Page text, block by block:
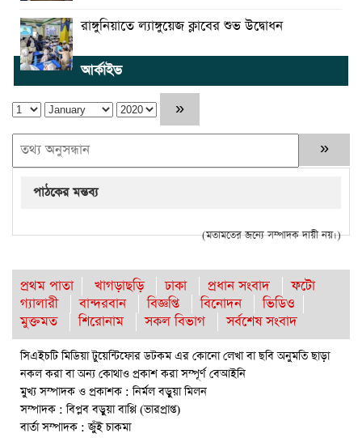
রাঙ্গুনিয়াতে ল্যাঙ্গুয়েজ ক্লাবের শুভ উদ্বোধন
আর্কাইভ
পাঠকের মন্তব্য
(মতামতের জন্যে সম্পাদক দায়ী নয়।)
প্রথম পাতা খাগড়াছড়ি ঢাকা প্রধান সংবাদ
ফটো
গ্যালারী
বান্দরবান বিজ্ঞপ্তি বিনোদন
ভিডিও
মুক্তমত
শিরোনাম সকল বিভাগ সর্বশেষ সংবাদ
সিএইচটি মিডিয়া টুয়েন্টিফোর ডটকম এর কোনো লেখা বা ছবি অনুমতি ছাড়া
নকল করা বা অন্য কোথাও প্রকাশ করা সম্পূর্ণ বেআইনি
মুখ্য সম্পাদক ও প্রকাশক : নির্মল বড়ুয়া মিলন
সম্পাদক : বিপ্লব বড়ুয়া বাপ্পি (ভারপ্রাপ্ত)
বার্তা সম্পাদক : জুঁই চাকমা